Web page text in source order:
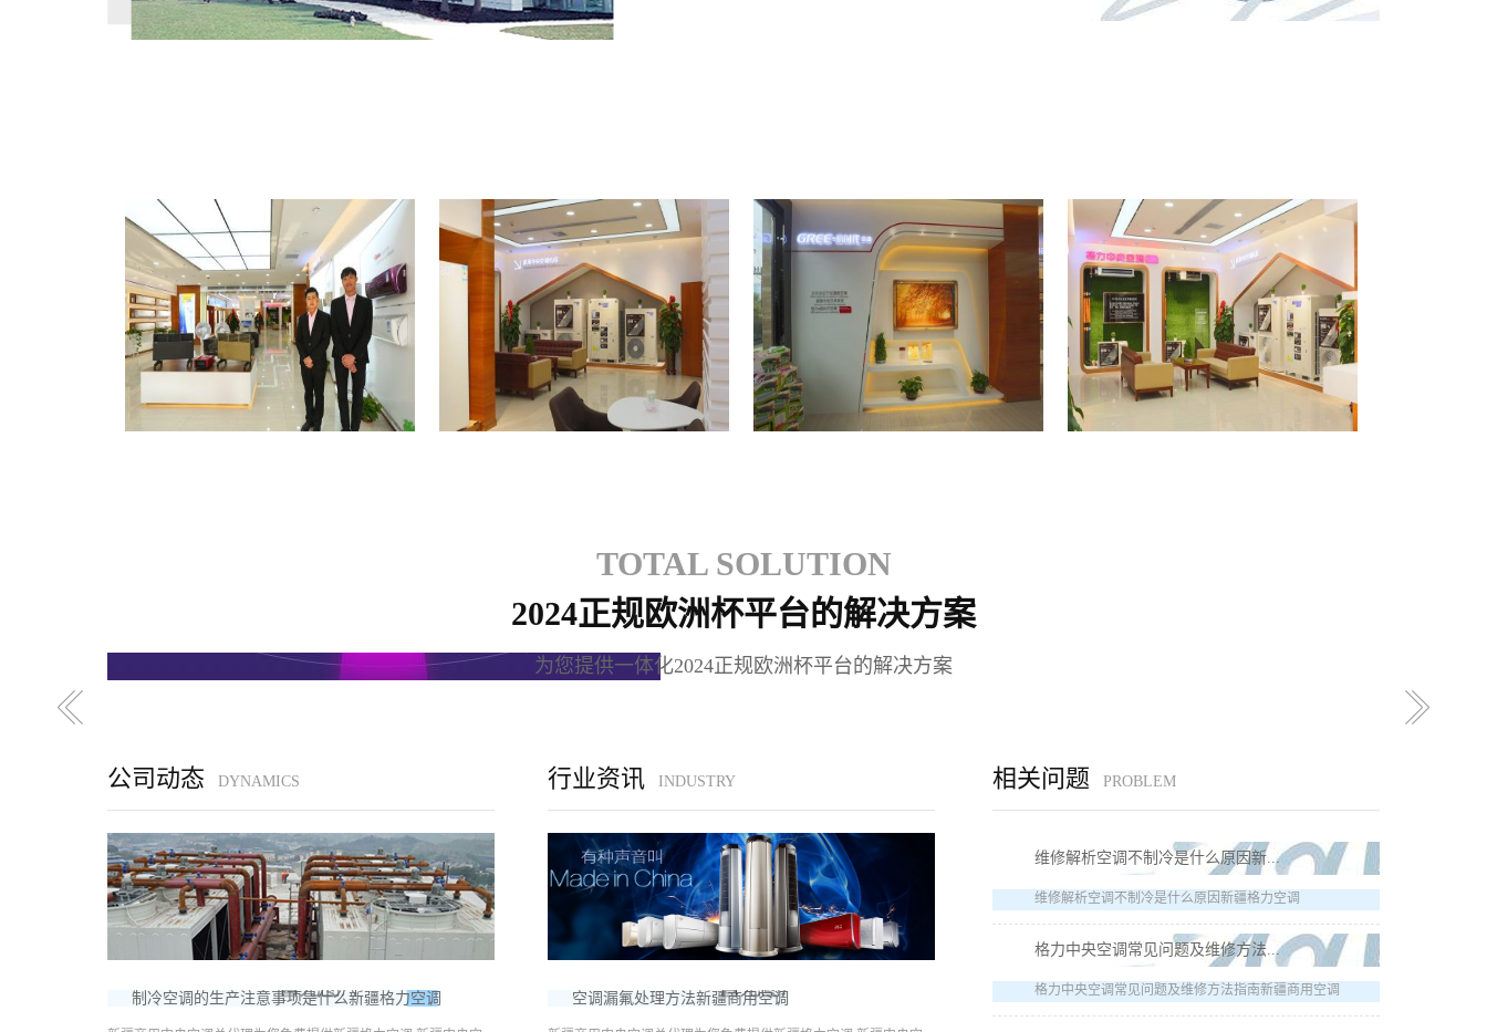
TOTAL SOLUTION
2024正规欧洲杯平台的解决方案
为您提供一体化2024正规欧洲杯平台的解决方案
公司动态 DYNAMICS
制冷空调的生产注意事项是什么新疆格力空调
行业资讯 INDUSTRY
空调漏氟处理方法新疆商用空调
相关问题 PROBLEM
维修解析空调不制冷是什么原因新...
维修解析空调不制冷是什么原因新疆格力空调
格力中央空调常见问题及维修方法...
格力中央空调常见问题及维修方法指南新疆商用空调